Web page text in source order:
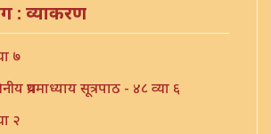
: व्याकरण
७
प्रथमाध्याय सूत्रपाठ - ४८ व्या ६
२